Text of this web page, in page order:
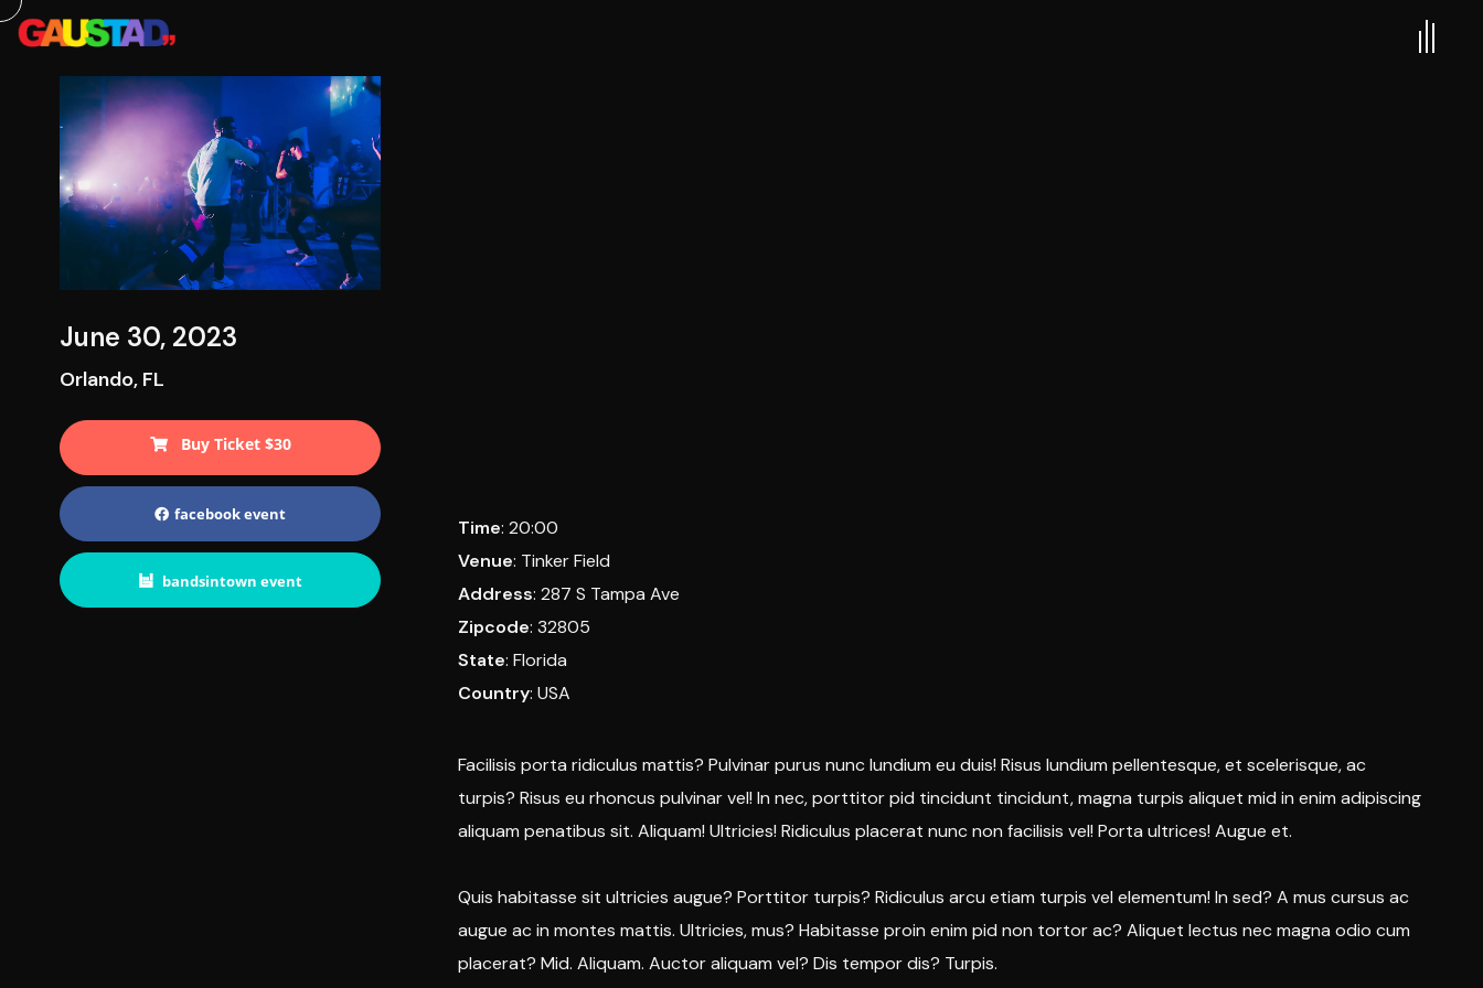
June 30, 2023
Orlando, FL
Buy Ticket $30
facebook event
bandsintown event
Time: 20:00
Venue: Tinker Field
Address: 287 S Tampa Ave
Zipcode: 32805
State: Florida
Country: USA
Facilisis porta ridiculus mattis? Pulvinar purus nunc lundium eu duis! Risus lundium pellentesque, et scelerisque, ac
turpis? Risus eu rhoncus pulvinar vel! In nec, porttitor pid tincidunt tincidunt, magna turpis aliquet mid in enim adipiscing
aliquam penatibus sit. Aliquam! Ultricies! Ridiculus placerat nunc non facilisis vel! Porta ultrices! Augue et.
Quis habitasse sit ultricies augue? Porttitor turpis? Ridiculus arcu etiam turpis vel elementum! In sed? A mus cursus ac
augue ac in montes mattis. Ultricies, mus? Habitasse proin enim pid non tortor ac? Aliquet lectus nec magna odio cum
placerat? Mid. Aliquam. Auctor aliquam vel? Dis tempor dis? Turpis.